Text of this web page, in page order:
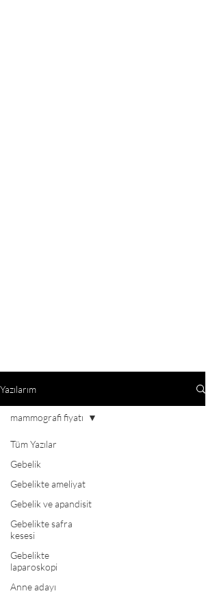
Yazılarım
Tüm Yazılar
Gebelik
Gebelikte ameliyat
Gebelik ve apandisit
Gebelikte safra
kesesi
Gebelikte
laparoskopi
Anne adayı
mammografi fiyatı